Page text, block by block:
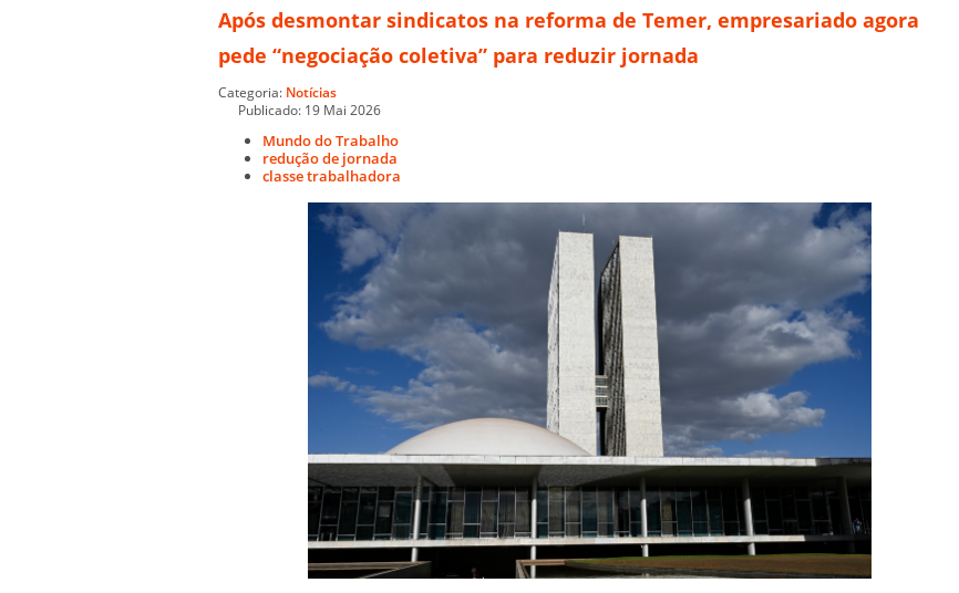
Após desmontar sindicatos na reforma de Temer, empresariado agora
pede “negociação coletiva” para reduzir jornada
Categoria: Notícias
Publicado: 19 Mai 2026
Mundo do Trabalho
redução de jornada
classe trabalhadora